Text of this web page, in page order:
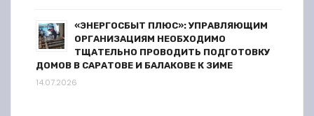
«ЭНЕРГОСБЫТ ПЛЮС»: УПРАВЛЯЮЩИМ
ОРГАНИЗАЦИЯМ НЕОБХОДИМО
ТЩАТЕЛЬНО ПРОВОДИТЬ ПОДГОТОВКУ
ДОМОВ В САРАТОВЕ И БАЛАКОВЕ К ЗИМЕ
14.07.2026